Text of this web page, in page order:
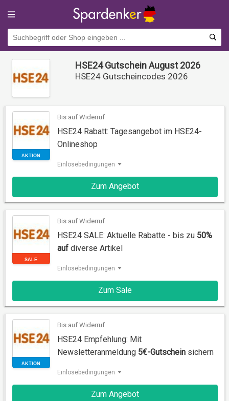
HSE24 Gutschein August 2026
HSE24 Gutscheincodes 2026
Bis auf Widerruf
HSE24 Rabatt: Tagesangebot im HSE24-
Onlineshop
Einlösebedingungen
Zum Angebot
Bis auf Widerruf
HSE24 SALE: Aktuelle Rabatte - bis zu 50%
auf diverse Artikel
Einlösebedingungen
Zum Sale
Bis auf Widerruf
HSE24 Empfehlung: Mit
Newsletteranmeldung 5€-Gutschein sichern
Einlösebedingungen
Zum Angebot